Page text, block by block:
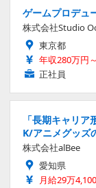
ゲームプロデュ
株式会社Studio
東京都
年収280万円
正社員
「長期キャリ
K/アニメグッズ
株式会社alBee
愛知県
月給29万